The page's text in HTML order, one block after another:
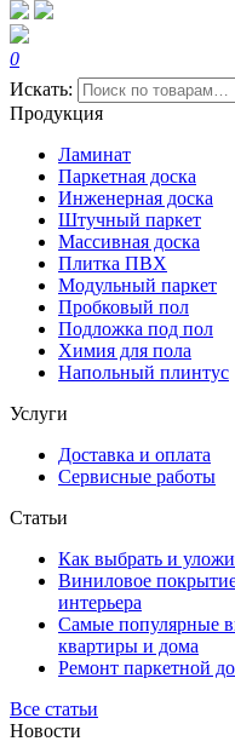
0
Искать:
Продукция
Ламинат
Паркетная доска
Инженерная доска
Штучный паркет
Массивная доска
Плитка ПВХ
Модульный паркет
Пробковый пол
Подложка под пол
Химия для пола
Напольный плинтус
Услуги
Доставка и оплата
Сервисные работы
Статьи
Как выбрать и
Виниловое
интерьера
Самые популярные
квартиры и дома
Ремонт паркетной
Все статьи
Новости